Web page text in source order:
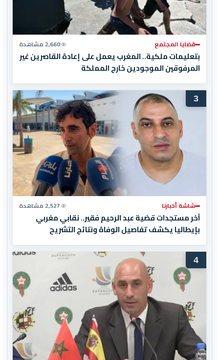
قضايا المجتمع 2,660 مشاهدة
بتعليمات ملكية.. المغرب يعمل على إعادة القاصرين غير
المرفوقين الموجودين خارج المملكة
3
شاشة أخبارنا 2,527 مشاهدة
آخر مستجدات قضية عبد الرحيم فقير.. نقابي مغربي
بإيطاليا يكشف تفاصيل الوفاة ونتائج التشريح
4